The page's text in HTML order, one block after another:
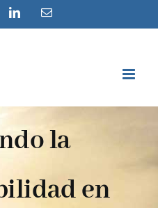
LinkedInEmail
la
en